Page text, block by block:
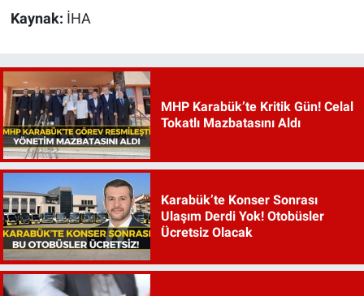
Kaynak: İHA
MHP Karabük’te Kritik Gün! Celal
Tokatlı Mazbatasını Aldı
Karabük’te Konser Sonrası
Ulaşım Derdi Yok! Otobüsler
Ücretsiz Olacak